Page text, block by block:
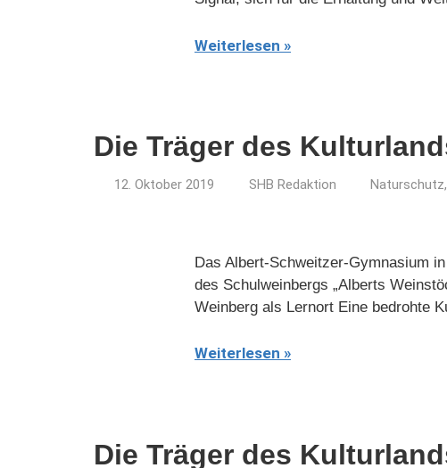
Weiterlesen
Die Träger des
12. Oktober 2019 SHB Redaktion Naturschutz,
Das Albert-Schweitzer-Gymnasium
des Schulweinbergs „Alberts
Weinberg als Lernort Eine bedrohte
Weiterlesen
Die Träger des